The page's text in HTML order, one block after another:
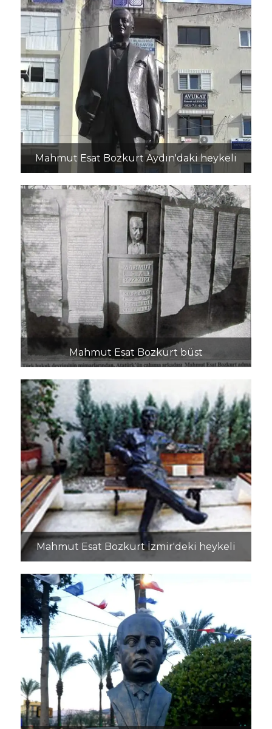
Mahmut Esat Bozkurt Aydın'daki heykeli
Mahmut Esat Bozkurt büst
Mahmut Esat Bozkurt İzmir'deki heykeli